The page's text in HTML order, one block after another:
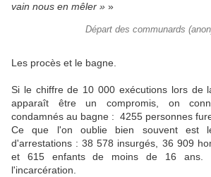
vain nous en mêler » »
Départ des communards
Les procès et le bagne.
Si le chiffre de 10 000 exécutions lors de
apparaît être un compromis, on
condamnés au bagne : 4255 personnes
Ce que l'on oublie bien souvent est
d'arrestations : 38 578 insurgés, 36 909
et 615 enfants de moins de 16 ans.
l'incarcération.